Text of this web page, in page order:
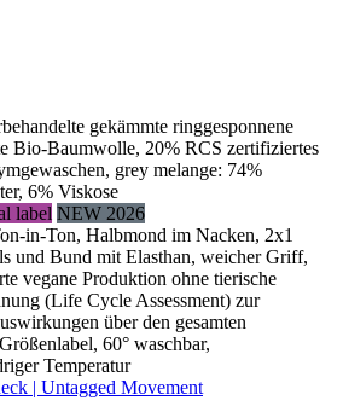
gekämmte ringgesponnene
Bio-Baumwolle, 20% RCS zertifiziertes
grey melange: 74%
6% Viskose
label NEW 2026
in-Ton, Halbmond im Nacken, 2x1
und Bund mit Elasthan, weicher Griff,
vegane Produktion ohne tierische
(Life Cycle Assessment) zur
über den gesamten
60° waschbar,
Temperatur
| Untagged Movement